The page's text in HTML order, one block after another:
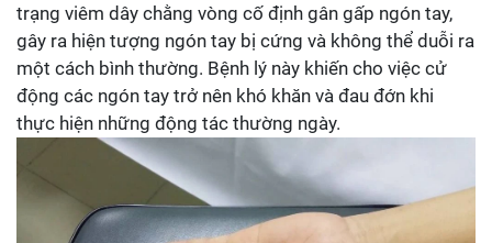
trạng viêm dây chằng vòng cố định gân gấp ngón tay,
gây ra hiện tượng ngón tay bị cứng và không thể duỗi ra
một cách bình thường. Bệnh lý này khiến cho việc cử
động các ngón tay trở nên khó khăn và đau đớn khi
thực hiện những động tác thường ngày.